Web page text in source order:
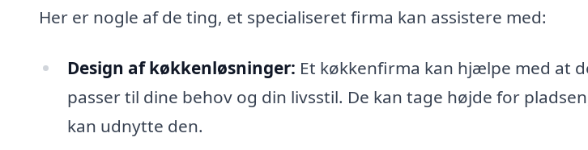
Her er nogle af de ting, et specialiseret firma kan assistere med:
Design af køkkenløsninger: Et køkkenfirma kan hjælpe med at
passer til dine behov og din livsstil. De kan tage højde for
kan udnytte den.